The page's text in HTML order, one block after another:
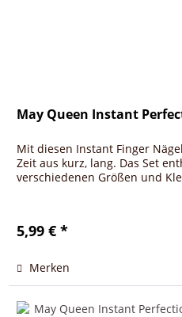
May Queen Instant
Mit diesen Instant Finger
Zeit aus kurz, lang. Das Set
verschiedenen Größen und
5,99 € *
Merken